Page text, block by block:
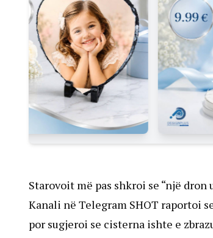
Starovoit më pas shkroi se “një
Kanali në Telegram SHOT raportoi
por sugjeroi se cisterna ishte e